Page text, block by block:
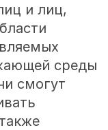
и лиц,
среды
смогут